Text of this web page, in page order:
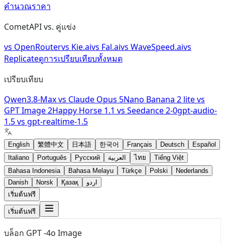
คำนวณราคา
CometAPI vs. คู่แข่ง
vs OpenRoutervs Kie.aivs Fal.aivs WaveSpeed.aivs
Replicateดูการเปรียบเทียบทั้งหมด
เปรียบเทียบ
Qwen3.8-Maxvs Claude Opus 5Nano Banana 2 litevs
GPT Image 2Happy Horse 1.1 vs Seedance 2-0gpt-audio-
1.5vs gpt-realtime-1.5
English 繁體中文 日本語 한국어 Français Deutsch
Español
Italiano
Português Русский العربية ไทย
Tiếng Việt
Bahasa Indonesia
Bahasa Melayu Türkçe Polski
Nederlands
Danish
Norsk Қазақ
اردو
เริ่มต้นฟรี
เริ่มต้นฟรี
บล็อก GPT -4o Image